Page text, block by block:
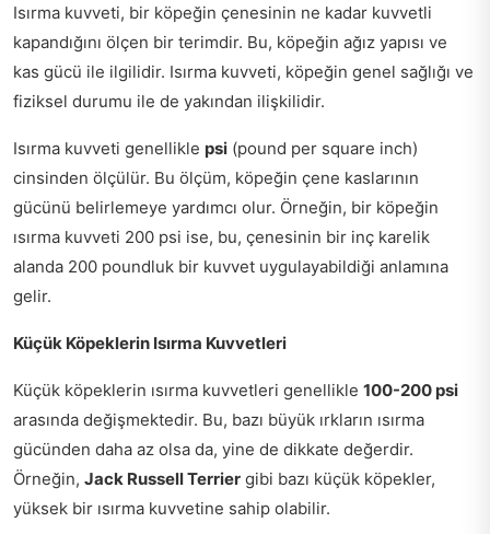
Isırma kuvveti, bir köpeğin çenesinin ne kadar kuvvetli
kapandığını ölçen bir terimdir. Bu, köpeğin ağız yapısı ve
kas gücü ile ilgilidir. Isırma kuvveti, köpeğin genel sağlığı ve
fiziksel durumu ile de yakından ilişkilidir.
Isırma kuvveti genellikle psi (pound per square inch)
cinsinden ölçülür. Bu ölçüm, köpeğin çene kaslarının
gücünü belirlemeye yardımcı olur. Örneğin, bir köpeğin
ısırma kuvveti 200 psi ise, bu, çenesinin bir inç karelik
alanda 200 poundluk bir kuvvet uygulayabildiği anlamına
gelir.
Küçük Köpeklerin Isırma Kuvvetleri
Küçük köpeklerin ısırma kuvvetleri genellikle 100-200 psi
arasında değişmektedir. Bu, bazı büyük ırkların ısırma
gücünden daha az olsa da, yine de dikkate değerdir.
Örneğin, Jack Russell Terrier gibi bazı küçük köpekler,
yüksek bir ısırma kuvvetine sahip olabilir.